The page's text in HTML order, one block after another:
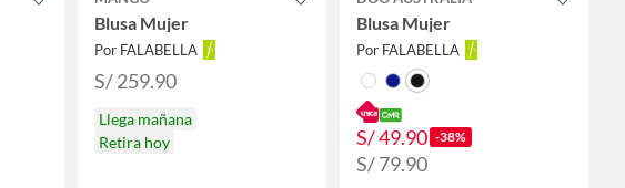
Blusa Mujer
Por FALABELLA
S/ 259.90
Llega mañana
Retira hoy
Blusa Mujer
Por FALABELLA
S/ 49.90 -38%
S/ 79.90